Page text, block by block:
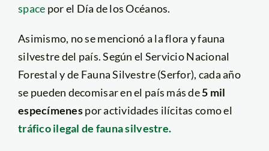
space por el Día de los Océanos.
Asimismo, no se mencionó a la flora y fauna
silvestre del país. Según el Servicio Nacional
Forestal y de Fauna Silvestre (Serfor), cada año
se pueden decomisar en el país más de5 mil
especímenespor actividades ilícitas como el
tráfico ilegal de fauna silvestre.